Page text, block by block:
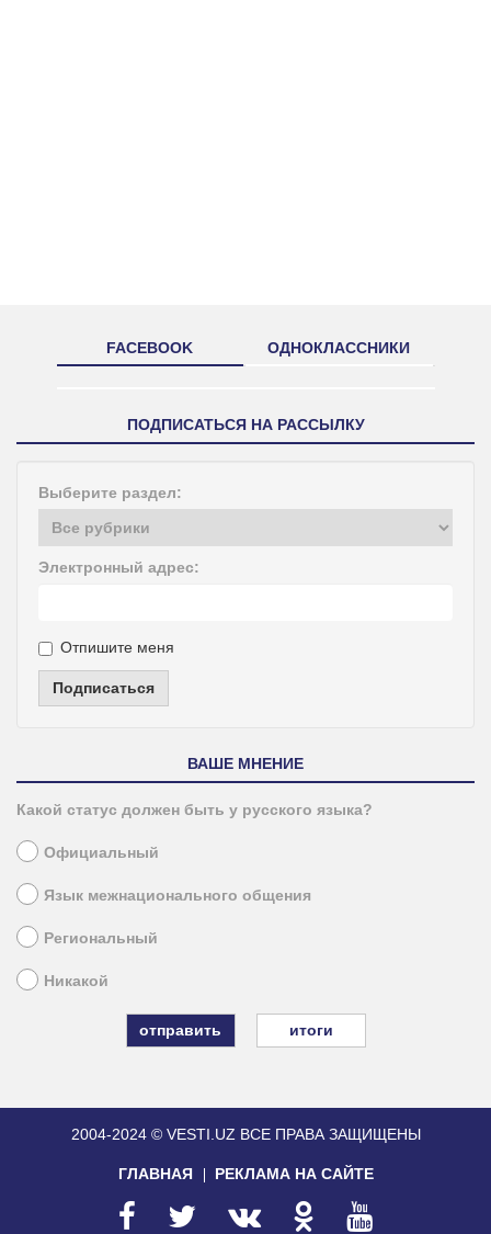
FACEBOOK ОДНОКЛАССНИКИ
ПОДПИСАТЬСЯ НА РАССЫЛКУ
Выберите раздел:
Электронный адрес:
Отпишите меня
Подписаться
ВАШЕ МНЕНИЕ
Какой статус должен быть у русского языка?
Официальный
Язык межнационального общения
Региональный
Никакой
итоги
2004-2024 © VESTI.UZ ВСЕ ПРАВА ЗАЩИЩЕНЫ
ГЛАВНАЯ РЕКЛАМА НА САЙТЕ